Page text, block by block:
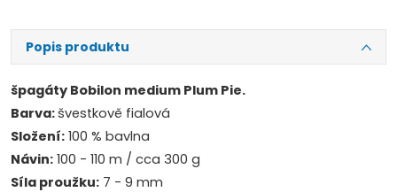
Popis produktu
špagáty Bobilon medium Plum Pie.
Barva:švestkově fialová
Složení: 100 % bavlna
Návin: 100 - 110 m / cca 300 g
Síla proužku: 7 - 9 mm